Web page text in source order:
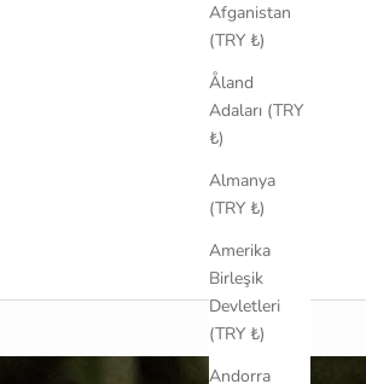
Afganistan
(TRY ₺)
Åland
Adaları (TRY
₺)
Almanya
(TRY ₺)
Amerika
Birleşik
Devletleri
(TRY ₺)
Andorra